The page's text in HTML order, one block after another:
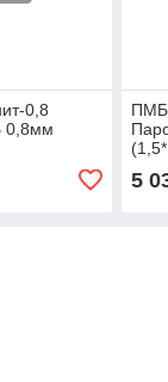
0,8
0,8мм
5